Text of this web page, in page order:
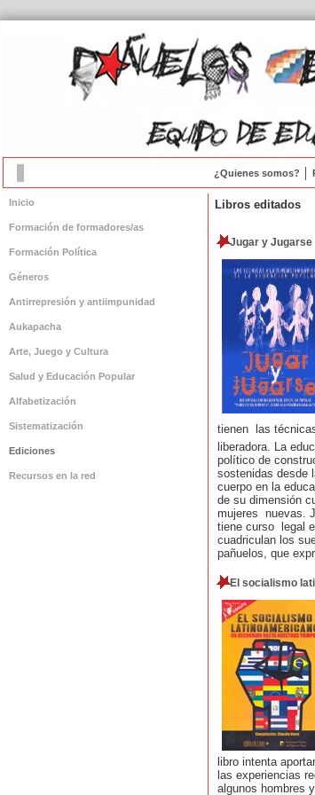
¿Quienes somos?
Inicio
Formación de formadores/as
Formación Política
Géneros
Antirrepresión y antiimpunidad
Aukapacha
Arte, Juego y Cultura
Salud y Educación Popular
Alfabetización
Sistematización
Ediciones
Recursos en la red
Libros editados
Jugar y Jugarse
tienen las
liberadora. La
político de
sostenidas desde
cuerpo en la
de su dimensión
mujeres nuevas.
tiene curso legal
cuadriculan los
pañuelos, que
El socialismo
libro intenta
las experiencias
algunos hombres